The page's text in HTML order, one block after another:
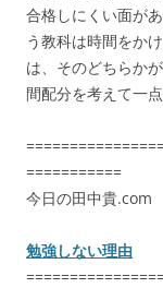
合格しにくい面が
う教科は時間をか
は、そのどちらか
間配分を考えて一
===========
今日の田中貴.com
勉強しない理由